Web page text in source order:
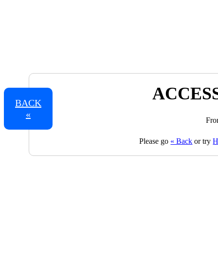
BACK
«
Please go « Back or try